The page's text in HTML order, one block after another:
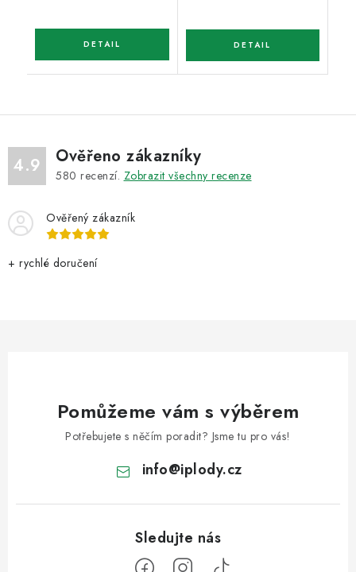
4.9 Ověřeno zákazníky
580 recenzí. Zobrazit všechny recenze
Ověřený zákazník
+ rychlé doručení
Pomůžeme vám s výběrem
Potřebujete s něčím poradit? Jsme tu pro vás!
info@iplody.cz